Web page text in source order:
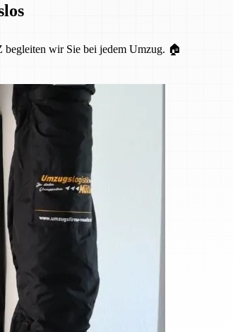
begleiten wir Sie bei jedem Umzug. 🏠